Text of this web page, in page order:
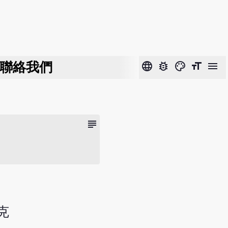
絡我們 language bug_report color_lens format_size menu
subject